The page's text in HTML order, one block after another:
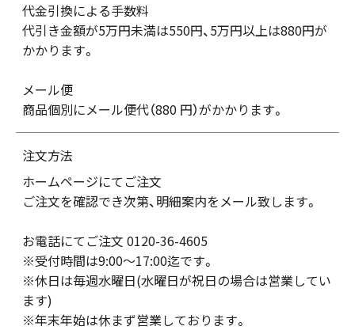
代金引換による手数料
代引き金額が5万円未満は550円、5万円以上は880円が
かかります。
メール便
商品個別にメール便代（880 円）がかかります。
注文方法
ホームページにてご注文
ご注文を確認でき次第、明細案内をメール致します。
お電話にてご注文 0120-36-4605
※受付時間は9:00～17:00迄です。
※休日は毎週水曜日(水曜日が祝日の場合は営業してい
ます)
※年末年始は休まず営業しております。